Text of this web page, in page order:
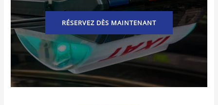
RÉSERVEZ DÈS MAINTENANT